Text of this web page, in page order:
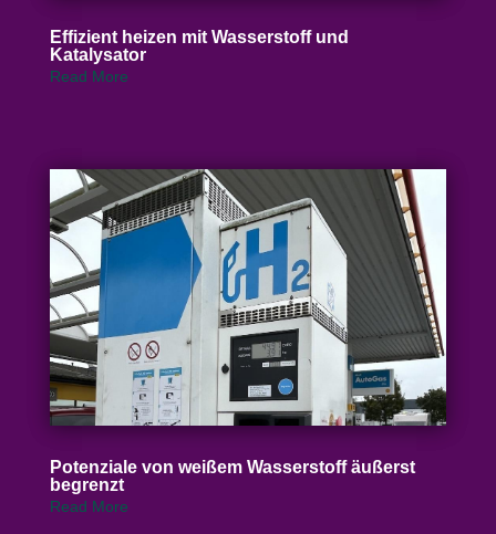
Effizient heizen mit Wasser­stoff und
Katalysator
Read More
Poten­ziale von weißem Wasser­stoff äußerst
begrenzt
Read More